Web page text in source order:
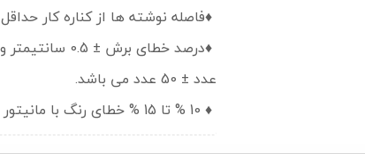
♦️فاصله نوشته ها از کناره کار حداقل 4 میلیمتر باشد.
عدد ± 50 عدد می باشد.
♦️ 10 % تا 15 % خطای رنگ با مانیتور کالیبره اجتناب پذیر است